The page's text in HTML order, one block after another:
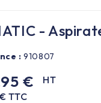
-
: 910807
€
HT
TTC